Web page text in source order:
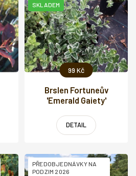
99 Kč
Brslen Fortuneův
'Emerald Gaiety'
SKLADEM
DETAIL
PŘEDOBJEDNÁVKY NA
PODZIM 2026